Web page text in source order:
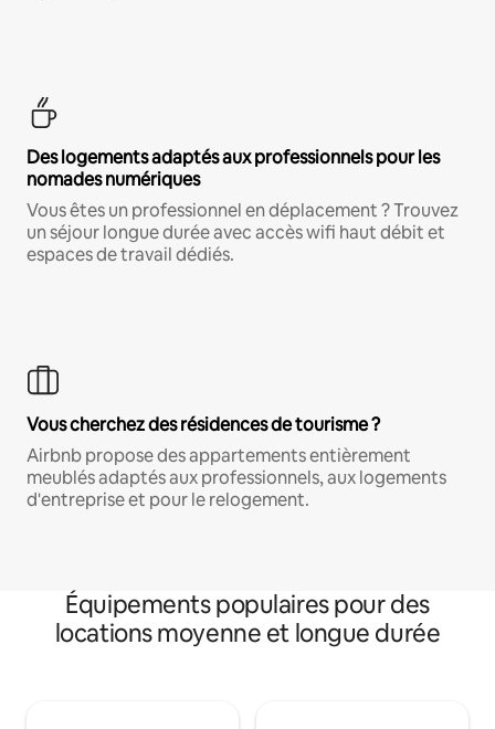
Des logements adaptés aux professionnels pour les
nomades numériques
Vous êtes un professionnel en déplacement ? Trouvez
un séjour longue durée avec accès wifi haut débit et
espaces de travail dédiés.
Vous cherchez des résidences de tourisme ?
Airbnb propose des appartements entièrement
meublés adaptés aux professionnels, aux logements
d'entreprise et pour le relogement.
Équipements populaires pour des
locations moyenne et longue durée